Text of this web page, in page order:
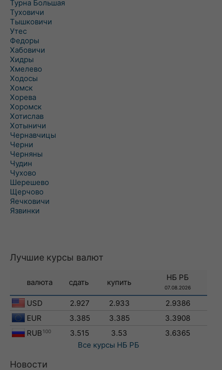
Турна Большая
Туховичи
Тышковичи
Утес
Федоры
Хабовичи
Хидры
Хмелево
Ходосы
Хомск
Хорева
Хоромск
Хотислав
Хотыничи
Чернавчицы
Черни
Черняны
Чудин
Чухово
Шерешево
Щерчово
Яечковичи
Язвинки
Лучшие курсы валют
валюта сдать купить
НБ РБ
07.08.2026
USD 2.927 2.933
2.9386
EUR
3.385 3.385
3.3908
RUB 100 3.515 3.53
3.6365
Все курсы НБ РБ
Новости